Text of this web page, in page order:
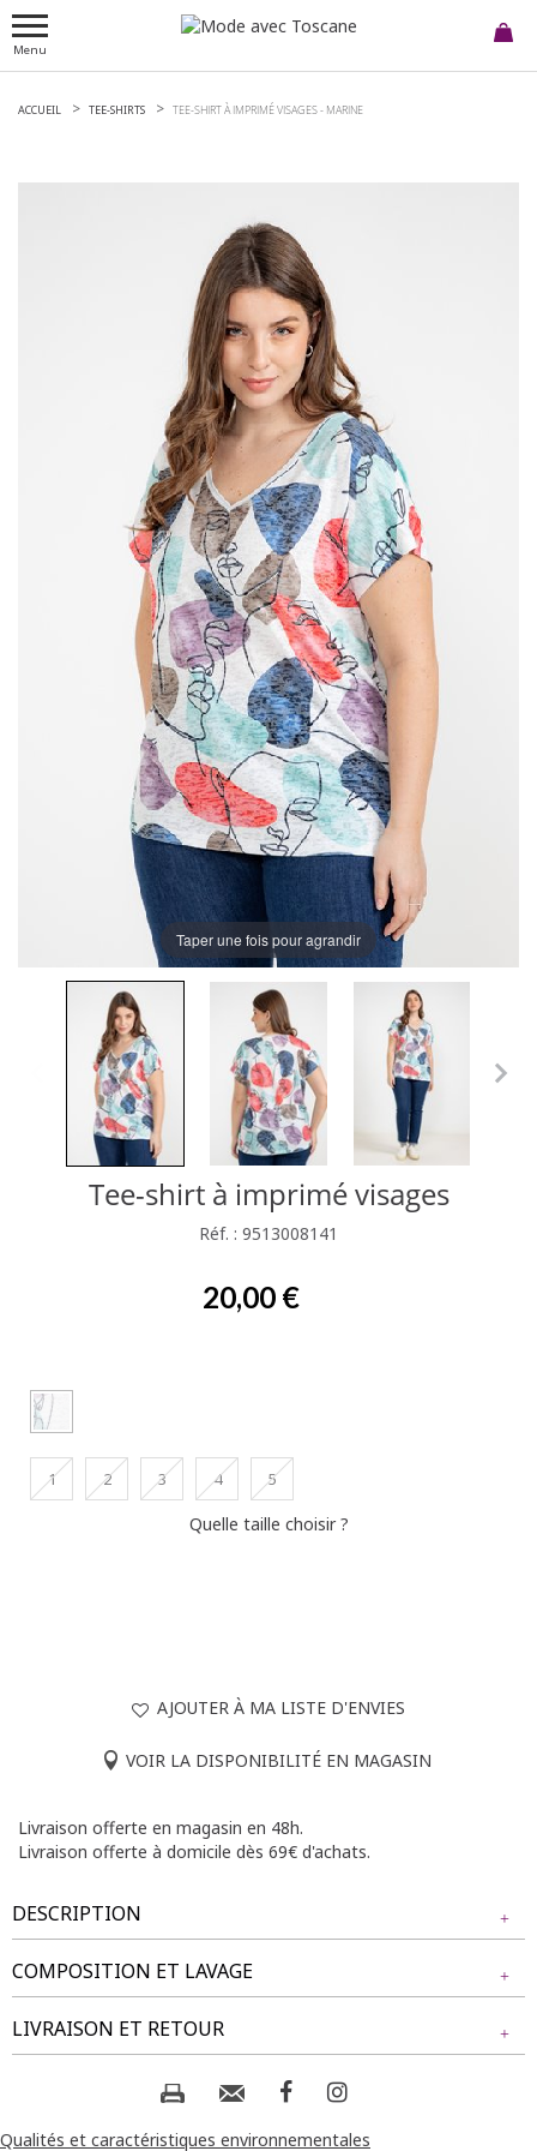
Menu
ACCUEIL TEE-SHIRTS TEE-SHIRT À IMPRIMÉ VISAGES - MARINE
Taper une fois pour agrandir
Tee-shirt à imprimé visages
Réf. : 9513008141
20,00 €
1 2 3 4 5
Quelle taille choisir ?
AJOUTER À MA LISTE D'ENVIES
VOIR LA DISPONIBILITÉ EN MAGASIN
Livraison offerte en magasin en 48h.
Livraison offerte à domicile dès 69€ d'achats.
DESCRIPTION
T-shirt à manches courtes imprimé visages et strass. Coupe
droite. Manches courtes. Sans emmanchures. Décolleté V.
Visages imprimés en teinte contrastée sur fond multicolore
avec filigrane tacheté. Maille jersey. Application de strass
devant. Galon tressé effet chevrons en finition du col.
COMPOSITION ET LAVAGE
Tissu principal : 50% VISCOSE, 50% POLYESTER
Composition et lavage :
LIVRAISON ET RETOUR
NOS MODES DE LIVRAISON
Livraison Magasin :
Qualités et caractéristiques environnementales